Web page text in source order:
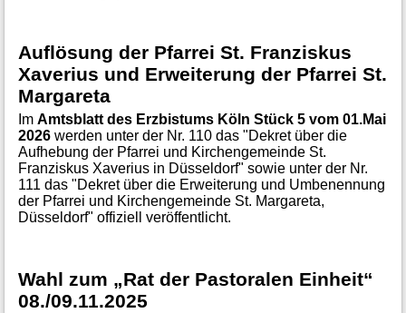
Auflösung der Pfarrei St. Franziskus
Xaverius und Erweiterung der Pfarrei St.
Margareta
Im Amtsblatt des Erzbistums Köln Stück 5 vom 01.Mai
2026werden unter der Nr. 110 das "Dekret über die
Aufhebung der Pfarrei und Kirchengemeinde St.
Franziskus Xaverius in Düsseldorf" sowie unter der Nr.
111 das "Dekret über die Erweiterung und Umbenennung
der Pfarrei und Kirchengemeinde St. Margareta,
Düsseldorf" offiziell veröffentlicht.
Wahl zum „Rat der Pastoralen Einheit“
08./09.11.2025